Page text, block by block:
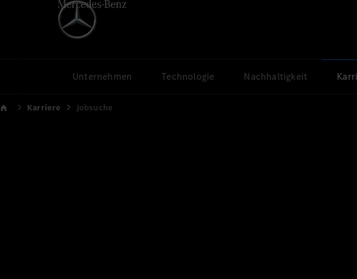
Unternehmen Technologie Nachhaltigkeit
Karriere Jobsuche